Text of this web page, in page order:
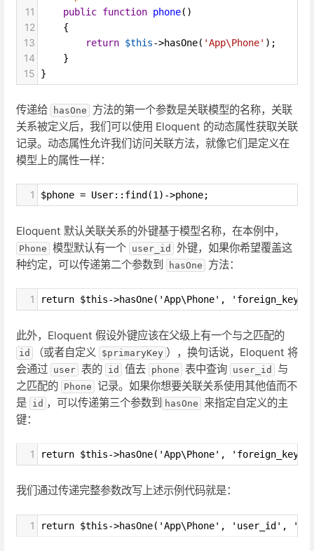
11 public function phone()
12
    {
13 return $this->hasOne( 'App\Phone' );
14
    }
15 }
传递给 hasOne
方法的第一个参数是关联模型的名称，关联
关系被定义后，我们可以使用 Eloquent 的动态属性获取关联
记录。动态属性允许我们访问关联方法，就像它们是定义在
模型上的属性一样：
1 $phone = User::find(1)->phone;
Eloquent 默认关联关系的外键基于模型名称，在本例中，
Phone 模型默认有一个 user_id
外键，如果你希望覆盖这
种约定，可以传递第二个参数到
hasOne 方法：
1 return $this->hasOne('App\Phone',
此外，Eloquent 假设外键应该在父级上有一个与之匹配的
id （或者自定义 $primaryKey ），换句话说，Eloquent 将
会通过 user 表的 id 值去 phone 表中查询 user_id
与
之匹配的 Phone 记录。如果你想要关联关系使用其他值而不
是 id ，可以传递第三个参数到 hasOne
来指定自定义的主
键：
1 return $this->hasOne('App\Phone',
我们通过传递完整参数改写上述示例代码就是：
1 return $this->hasOne('App\Phone', 'user_id',